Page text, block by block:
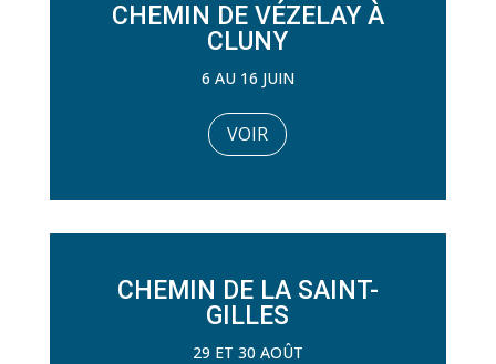
CHEMIN DE VÉZELAY À
CLUNY
6 AU 16 JUIN
VOIR
CHEMIN DE LA SAINT-
GILLES
29 ET 30 AOÛT